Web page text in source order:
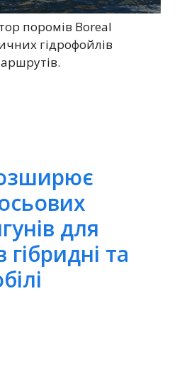
поромів Boreal
гідрофойлів
для
гібридні та